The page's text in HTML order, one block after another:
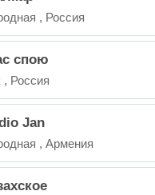
, Россия
спою
, Россия
Jan
, Армения